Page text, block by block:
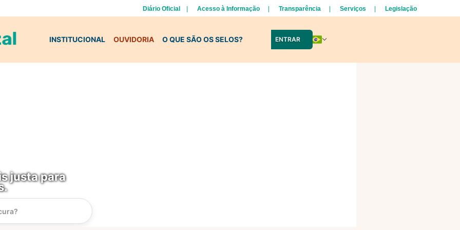
Diário Oficial Acesso à Informação Transparência Serviços Legislação
INSTITUCIONAL OUVIDORIA O QUE SÃO OS SELOS? ENTRAR
justa para